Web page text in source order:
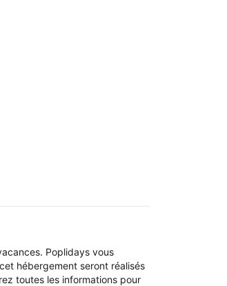
Poplidays vous
hébergement seront réalisés
toutes les informations pour